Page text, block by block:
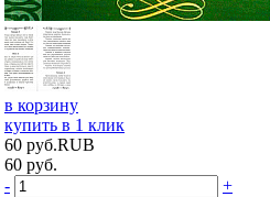
в корзину
купить в 1 клик
60 руб.RUB
60 руб.
-
+